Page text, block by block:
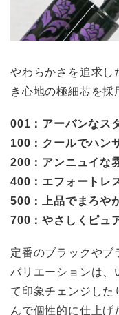
やわらかさを追求し
き心地の極細芯を採
001：アーバンなス
100：クールでハン
200：アンニュイな
400：エフォートレ
500：上品でまろや
700：やさしくピュ
定番のブラックや
バリエーションは
て印象チェンジし
んで個性的に仕上